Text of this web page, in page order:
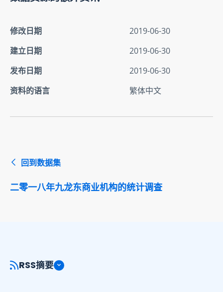
修改日期
2019-06-30
建立日期
2019-06-30
发布日期
2019-06-30
资料的语言
繁体中文
回到数据集
二零一八年九龙东商业机构的统计调查
RSS摘要